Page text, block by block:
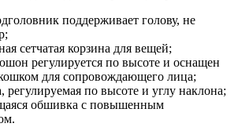
поддерживает голову, не
сетчатая корзина для вещей;
регулируется по высоте и оснащен
для сопровождающего лица;
регулируемая по высоте и углу наклона;
обшивка с повышенным